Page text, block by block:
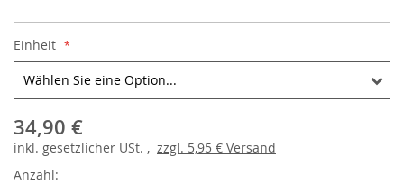
Einheit
34,90 €
inkl. gesetzlicher USt. , zzgl. 5,95 € Versand
Anzahl: